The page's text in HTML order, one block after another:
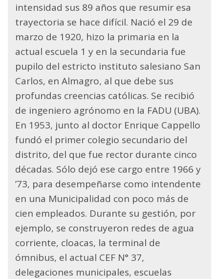
intensidad sus 89 años que resumir esa
trayectoria se hace difícil. Nació el 29 de
marzo de 1920, hizo la primaria en la
actual escuela 1 y en la secundaria fue
pupilo del estricto instituto salesiano San
Carlos, en Almagro, al que debe sus
profundas creencias católicas. Se recibió
de ingeniero agrónomo en la FADU (UBA).
En 1953, junto al doctor Enrique Cappello
fundó el primer colegio secundario del
distrito, del que fue rector durante cinco
décadas. Sólo dejó ese cargo entre 1966 y
’73, para desempeñarse como intendente
en una Municipalidad con poco más de
cien empleados. Durante su gestión, por
ejemplo, se construyeron redes de agua
corriente, cloacas, la terminal de
ómnibus, el actual CEF N° 37,
delegaciones municipales, escuelas